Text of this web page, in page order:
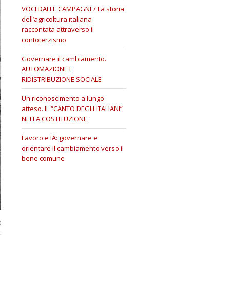
VOCI DALLE CAMPAGNE/ La storia
dell’agricoltura italiana
raccontata attraverso il
contoterzismo
Governare il cambiamento.
AUTOMAZIONE E
RIDISTRIBUZIONE SOCIALE
Un riconoscimento a lungo
atteso. IL “CANTO DEGLI ITALIANI”
NELLA COSTITUZIONE
Lavoro e IA: governare e
orientare il cambiamento verso il
bene comune